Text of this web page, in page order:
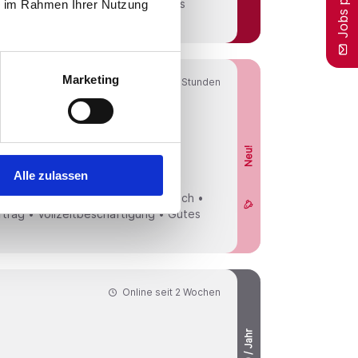
Rahmen Ihrer Nutzung
Marketing
Alle zulassen
Neu!
Online seit 19 Stunden
nach Wunsch •
• Vollzeitbeschäftigung • Gutes
Online seit 2 Wochen